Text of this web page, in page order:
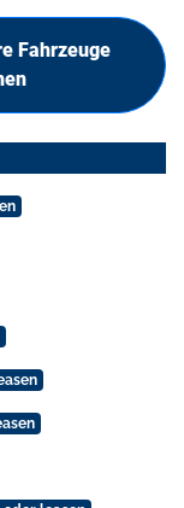
Fahrzeuge